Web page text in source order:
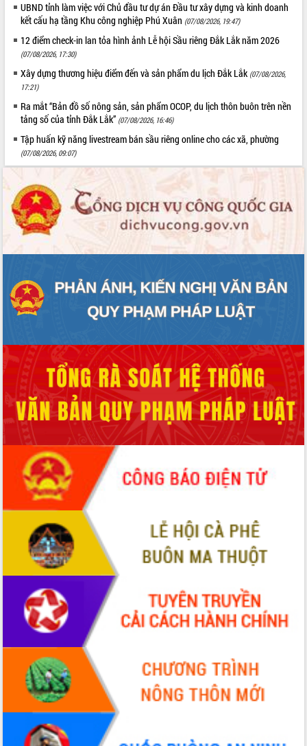
UBND tỉnh làm việc với Chủ đầu tư dự án Đầu tư xây dựng và kinh doanh
kết cấu hạ tầng Khu công nghiệp Phú Xuân (07/08/2026, 19:47)
12 điểm check-in lan tỏa hình ảnh Lễ hội Sầu riêng Đắk Lắk năm 2026
(07/08/2026, 17:30)
Xây dựng thương hiệu điểm đến và sản phẩm du lịch Đắk Lắk (07/08/2026,
17:21)
Ra mắt “Bản đồ số nông sản, sản phẩm OCOP, du lịch thôn buôn trên nền
tảng số của tỉnh Đắk Lắk” (07/08/2026, 16:46)
Tập huấn kỹ năng livestream bán sầu riêng online cho các xã, phường
(07/08/2026, 09:07)